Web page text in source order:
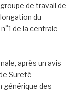
de travail de
du
de la centrale
après un avis
Sureté
générique des